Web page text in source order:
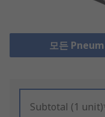
모든
Subtotal (1